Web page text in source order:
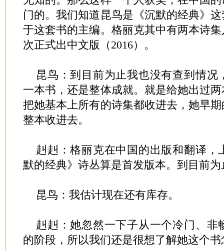
门的。我们知道昆鸟是《沉默的经典》
于这套书的主编。格丽克其中有两本诗
次正式出中文版（2016）。
昆鸟：到目前为止我也没有查到情况
一本书，还是整体成就。就是给她出过
把她基本上所有的诗集都收进去，她早
整本收进去。
赳赳：格丽克在中国的出版和翻译，
默的经典》诗丛算是首发版本。到目前
昆鸟：我估计现在还有库存。
赳赳：她忽然一下子从一个冷门、非
的阶段，所以我们还是很想了解她这个